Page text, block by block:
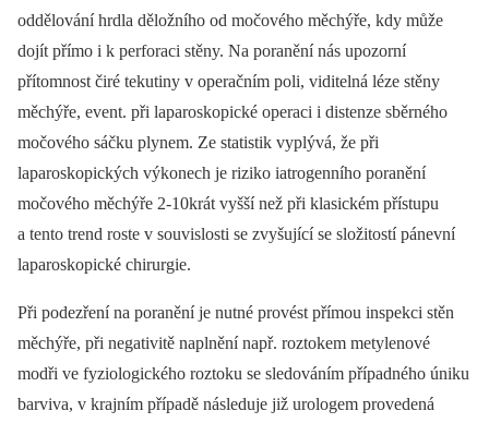
oddělování hrdla děložního od močového měchýře, kdy může
dojít přímo i k perforaci stěny. Na poranění nás upozorní
přítomnost čiré tekutiny v operačním poli, viditelná léze stěny
měchýře, event. při laparoskopické operaci i distenze sběrného
močového sáčku plynem. Ze statistik vyplývá, že při
laparoskopických výkonech je riziko iatrogenního poranění
močového měchýře 2-10krát vyšší než při klasickém přístupu
a tento trend roste v souvislosti se zvyšující se složitostí pánevní
laparoskopické chirurgie.
Při podezření na poranění je nutné provést přímou inspekci stěn
měchýře, při negativitě naplnění např. roztokem metylenové
modři ve fyziologického roztoku se sledováním případného úniku
barviva, v krajním případě následuje již urologem provedená